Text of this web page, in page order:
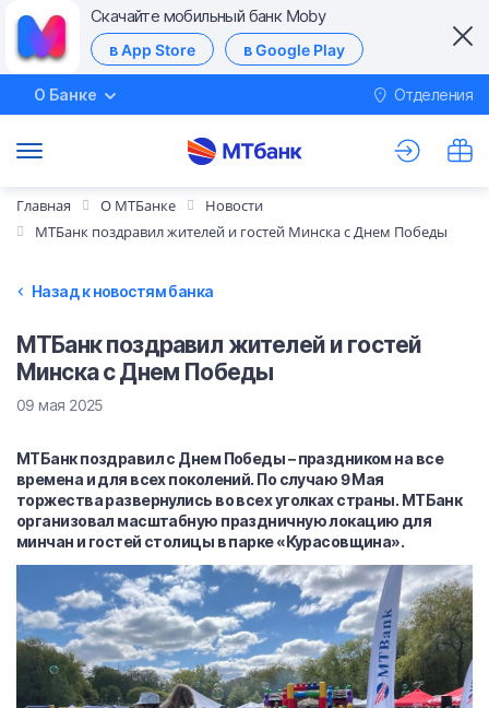
Скачайте мобильный банк Moby
в App Store в Google Play
О Банке Отделения
Главная О МТБанке
Новости
МТБанк поздравил жителей и гостей Минска с Днем Победы
Назад к новостям банка
МТБанк поздравил жителей и гостей
Минска с Днем Победы
09 мая 2025
МТБанк поздравил с Днем Победы – праздником на все
времена и для всех поколений. По случаю 9 Мая
торжества развернулись во всех уголках страны. МТБанк
организовал масштабную праздничную локацию для
минчан и гостей столицы в парке «Курасовщина».